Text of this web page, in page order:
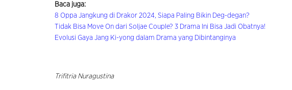
Baca juga:
8 Oppa Jangkung di Drakor 2024, Siapa Paling Bikin Deg-degan?
Tidak Bisa Move On dari Soljae Couple? 3 Drama Ini Bisa Jadi Obatnya!
Evolusi Gaya Jang Ki-yong dalam Drama yang Dibintanginya
Trifitria Nuragustina